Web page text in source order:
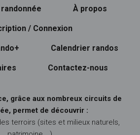
À propos
/ Connexion
Calendrier randos
Contactez-nous
grâce aux nombreux circuits de
permet de découvrir :
terroirs (sites et milieux naturels,